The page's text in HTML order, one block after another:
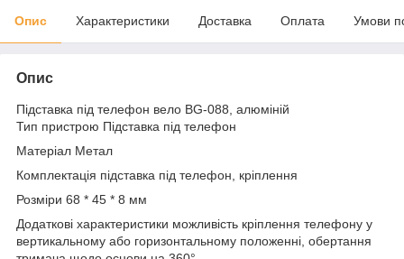
Опис Характеристики Доставка Оплата Умови
Опис
Підставка під телефон вело BG-088, алюміній
Тип пристрою Підставка під телефон
Матеріал Метал
Комплектація підставка під телефон, кріплення
Розміри 68 * 45 * 8 мм
Додаткові характеристики можливість кріплення телефону у
вертикальному або горизонтальному положенні, обертання